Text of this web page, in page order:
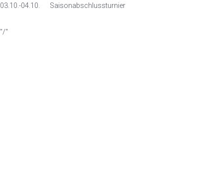
03.10.-04.10. Saisonabschlussturnier
"/"